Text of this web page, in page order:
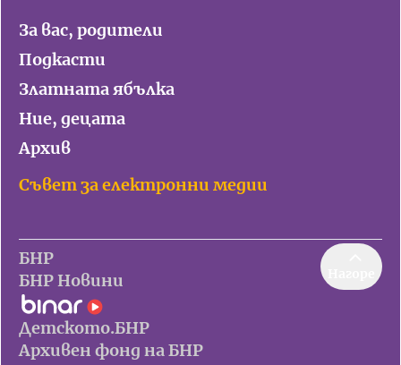
За вас, родители
Подкасти
Златната ябълка
Ние, децата
Архив
Съвет за електронни медии
БНР
БНР Новини
Детското.БНР
Архивен фонд на БНР